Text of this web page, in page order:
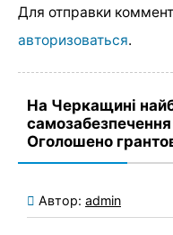
Для отправки
авторизоваться.
На Черкащині
Оголошено
Автор: admin